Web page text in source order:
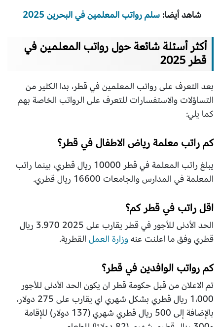
شاهد أيضا:سلم رواتب المعلمين في البحرين 2025
أكثر أسئلة شائعة حول رواتب المعلمين في
قطر 2025
بعد التعرف على رواتب المعلمين في قطر، بدا الكثير من
التساؤلات والاستفسارات للتعرف على الرواتب الخاصة بهم
كما يلي:
كم راتب معلمة رياض الاطفال في قطر؟
يبلغ راتب
المعلمة في قطر 10000 ريال قطري، بينما راتب
المعلمة في المدارس والجامعات 16600 ريال قطري.
اقل راتب في قطر كم؟
الحد الأدنى للأجور في قطر يقارب على 2025
3.970 ريال
قطري وفق ما اعلنت عنهوزارة العمل القطرية.
كم رواتب الوافدين في قطر؟
تم الاعلان من قبل حكومة قطر ان يكون الحد الأدنى للأجور
1،000 ريال قطري بشكل شهري اي يقارب على 275 دولار،
بالإضافة إلى 500 ريال قطري شهري (137 دولار) للإقامة